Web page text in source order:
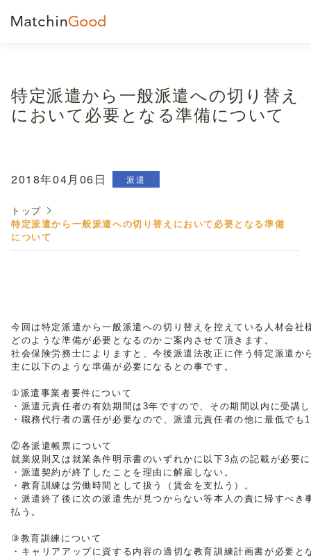
特定派遣から一般派遣への切り替え
において必要となる準備について
2018年04月06日 派遣
トップ
特定派遣から一般派遣への切り替えにおいて必要となる準備
について
今回は特定派遣から一般派遣への切り替えを控えている人材会社
どのような準備が必要となるのかご案内させて頂きます。
社会保険労務士によりますと、今後派遣法改正に伴う特定派遣か
主に以下のような準備が必要になるとの事です。
①派遣事業者要件について
・派遣元責任者の有効期間は3年ですので、その期間以内に受講
・職務代行者の選任が必要なので、派遣元責任者の他に最低でも
②各派遣帳票について
就業規則又は就業条件明示書のいずれかに以下3点の記載が必要
・派遣契約が終了したことを理由に解雇しない。
・教育訓練は労働時間として扱う（賃金を支払う）。
・派遣終了後に次の派遣先が見つからない等本人の責に帰すべ
払う。
③教育訓練について
・キャリアアップに資する内容の適切な教育訓練計画書が必要と